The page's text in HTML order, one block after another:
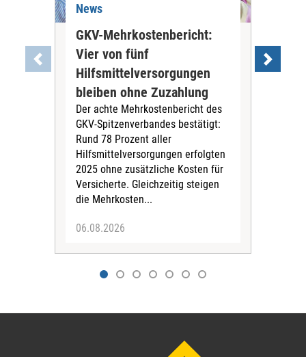
News
GKV-Mehrkostenbericht:
Vier von fünf
Hilfsmittelversorgungen
bleiben ohne Zuzahlung
Der achte Mehrkostenbericht des
GKV-Spitzenverbandes bestätigt:
Rund 78 Prozent aller
Hilfsmittelversorgungen erfolgten
2025 ohne zusätzliche Kosten für
Versicherte. Gleichzeitig steigen
die Mehrkosten...
06.08.2026